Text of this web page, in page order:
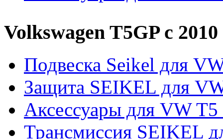
Volkswagen T5GP c
Подвеска Seikel для
Защита SEIKEL для
Аксессуары для VW T5
Трансмиссия SEIKEL